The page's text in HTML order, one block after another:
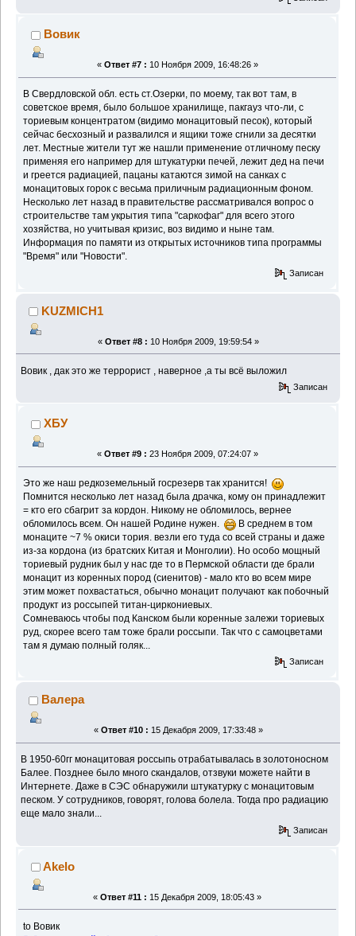
Вовик
« Ответ #7 : 10 Ноября 2009, 16:48:26 »
В Свердловской обл. есть ст.Озерки, по моему, так вот там, в
советское время, было большое хранилище, пакгауз что-ли, с
ториевым концентратом (видимо монацитовый песок), который
сейчас бесхозный и развалился и ящики тоже сгнили за десятки
лет. Местные жители тут же нашли применение отличному песку
применяя его например для штукатурки печей, лежит дед на печи
и греется радиацией, пацаны катаются зимой на санках с
монацитовых горок с весьма приличным радиационным фоном.
Несколько лет назад в правительстве рассматривался вопрос о
строительстве там укрытия типа "саркофаг" для всего этого
хозяйства, но учитывая кризис, воз видимо и ныне там.
Информация по памяти из открытых источников типа программы
"Время" или "Новости".
Записан
KUZMICH1
« Ответ #8 : 10 Ноября 2009, 19:59:54 »
Вовик , дак это же террорист , наверное ,а ты всё выложил
Записан
ХБУ
« Ответ #9 : 23 Ноября 2009, 07:24:07 »
Это же наш редкоземельный госрезерв так хранится!
Помнится несколько лет назад была драчка, кому он принадлежит
= кто его сбагрит за кордон. Никому не обломилось, вернее
обломилось всем. Он нашей Родине нужен.
В среднем в том
монаците ~7 % окиси тория. везли его туда со всей страны и даже
из-за кордона (из братских Китая и Монголии). Но особо мощный
ториевый рудник был у нас где то в Пермской области где брали
монацит из коренных пород (сиенитов) - мало кто во всем мире
этим может похвастаться, обычно монацит получают как побочный
продукт из россыпей титан-циркониевых.
Сомневаюсь чтобы под Канском были коренные залежи ториевых
руд, скорее всего там тоже брали россыпи. Так что с самоцветами
там я думаю полный голяк...
Записан
Валера
« Ответ #10 : 15 Декабря 2009, 17:33:48 »
В 1950-60гг монацитовая россыпь отрабатывалась в золотоносном
Балее. Позднее было много скандалов, отзвуки можете найти в
Интернете. Даже в СЭС обнаружили штукатурку с монацитовым
песком. У сотрудников, говорят, голова болела. Тогда про радиацию
еще мало знали...
Записан
Akelo
« Ответ #11 : 15 Декабря 2009, 18:05:43 »
to Вовик